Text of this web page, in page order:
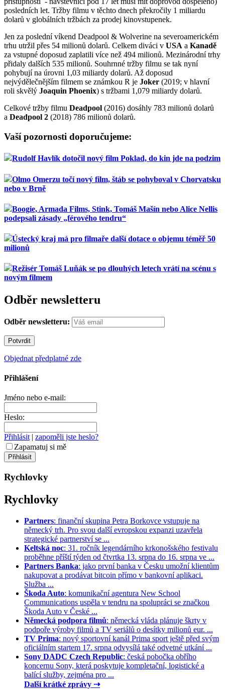
posledních let. Tržby filmu v těchto dnech překročily 1 miliardu
dolarů v globálních tržbách za prodej kinovstupenek.
Jen za poslední víkend Deadpool & Wolverine na severoamerickém
trhu utržil přes 54 milionů dolarů. Celkem diváci v USA a Kanadě
za vstupné doposud zaplatili více než 494 milionů. Mezinárodní trhy
přidaly dalších 535 milionů. Souhrnné tržby filmu se tak nyní
pohybují na úrovni 1,03 miliardy dolarů. Až doposud
nejvýdělečnějším filmem se známkou R je Joker (2019; v hlavní
roli skvělý Joaquin Phoenix) s tržbami 1,079 miliardy dolarů.
Celkové tržby filmu Deadpool (2016) dosáhly 783 milionů dolarů
a Deadpool 2 (2018) 786 milionů dolarů.
Vaší pozornosti doporučujeme:
Rudolf Havlík dotočil nový film Poklad, do kin jde na podzim
Olmo Omerzu točí nový film, štáb se pohyboval v Chorvatsku
nebo v Brně
Boogie, Armada Films, Stink, Tomáš Mašín nebo Alice Nellis
podepsali zásady „férového tendru“
Ústecký kraj má pro filmaře další dotace o objemu téměř 50
milionů
Režisér Tomáš Luňák se po dlouhých letech vrátí na scénu s
novým filmem
Odběr newsletteru
Odběr newsletteru:
Objednat předplatné zde
Přihlášení
Jméno nebo e-mail:
Heslo:
Přihlásit | zapoměli jste heslo?
Zapamatuj si mě
Rychlovky
Rychlovky
Partners: finanční skupina Petra Borkovce vstupuje na
německý trh. Pro svou další evropskou expanzi uzavřela
strategické partnerství se ...
Keltská noc: 31. ročník legendárního krkonošského festivalu
proběhne příští týden od čtvrtka 13. srpna do 16. srpna ve ...
Partners Banka: jako první banka v Česku umožní klientům
nakupovat a prodávat bitcoin přímo v bankovní aplikaci.
Služba ...
Škoda Auto: komunikační agentura New School
Communications uspěla v tendru na spolupráci se značkou
Škoda Auto v České ...
Německá podpora filmů: německá vláda plánuje škrty v
podpoře výroby filmů a TV seriálů o desítky milionů eur. ...
TV Prima: nový sportovní kanál Prima sport ještě před svým
oficiálním startem 17. srpna odvysílá také odvetné utkání ...
Sony DADC Czech Republic: česká pobočka obřího
koncernu Sony, která poskytuje kompletační, logistické a
balící služby, zejména pro ...
Další krátké zprávy ⇢